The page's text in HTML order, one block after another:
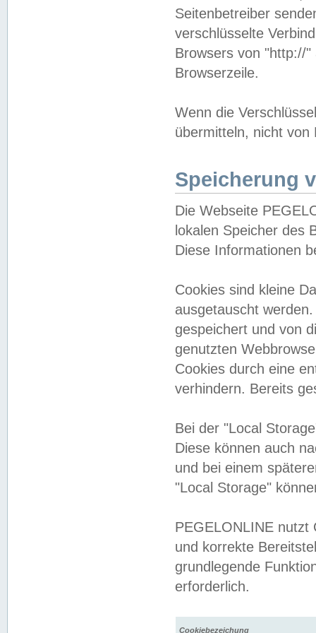
Seitenbetreiber
verschlüsselte
Browsers von "http://
Browserzeile.
Wenn die
übermitteln, nicht von
Speicherung
Die Webseite
lokalen Speicher des
Diese Informationen
Cookies sind kleine
ausgetauscht
gespeichert und von
genutzten
Cookies durch eine
verhindern. Bereits
Bei der "Local
Diese können auch
und bei einem
"Local Storage"
PEGELONLINE nutzt
und korrekte
grundlegende
erforderlich.
Cookiebezeichung